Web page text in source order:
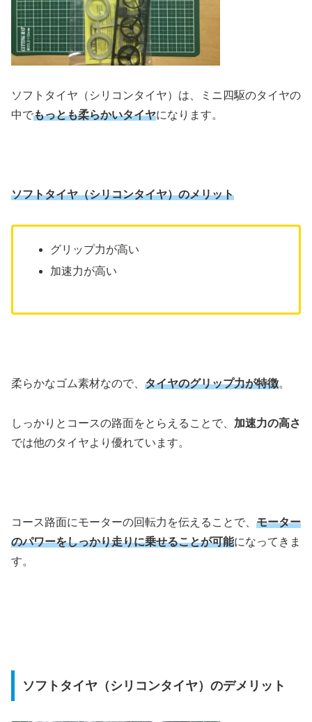
ソフトタイヤ（シリコンタイヤ）は、ミニ四駆のタイヤの
中でもっとも柔らかいタイヤになります。
ソフトタイヤ（シリコンタイヤ）のメリット
グリップ力が高い
加速力が高い
柔らかなゴム素材なので、 タイヤのグリップ力が特徴。
しっかりとコースの路面をとらえることで、 加速力の高さ
では他のタイヤより優れています。
コース路面にモーターの回転力を伝えることで、 モーター
のパワーをしっかり走りに乗せることが可能になってきま
す。
ソフトタイヤ（シリコンタイヤ）のデメリット